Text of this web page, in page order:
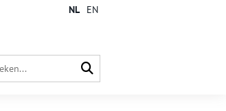
NL EN